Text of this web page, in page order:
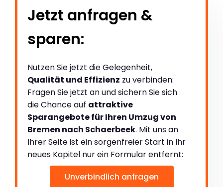
Jetzt anfragen &
sparen:
Nutzen Sie jetzt die Gelegenheit,
Qualität und Effizienz zu verbinden:
Fragen Sie jetzt an und sichern Sie sich
die Chance auf attraktive
Sparangebote für Ihren Umzug von
Bremen nach Schaerbeek. Mit uns an
Ihrer Seite ist ein sorgenfreier Start in Ihr
neues Kapitel nur ein Formular entfernt:
Unverbindlich anfragen